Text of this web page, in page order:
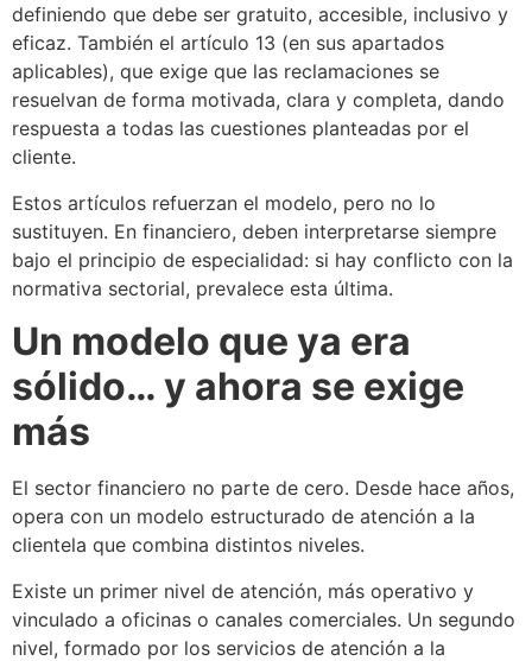
definiendo que debe ser gratuito, accesible, inclusivo y
eficaz. También el artículo 13 (en sus apartados
aplicables), que exige que las reclamaciones se
resuelvan de forma motivada, clara y completa, dando
respuesta a todas las cuestiones planteadas por el
cliente.
Estos artículos refuerzan el modelo, pero no lo
sustituyen. En financiero, deben interpretarse siempre
bajo el principio de especialidad: si hay conflicto con la
normativa sectorial, prevalece esta última.
Un modelo que ya era
sólido… y ahora se exige
más
El sector financiero no parte de cero. Desde hace años,
opera con un modelo estructurado de atención a la
clientela que combina distintos niveles.
Existe un primer nivel de atención, más operativo y
vinculado a oficinas o canales comerciales. Un segundo
nivel, formado por los servicios de atención a la